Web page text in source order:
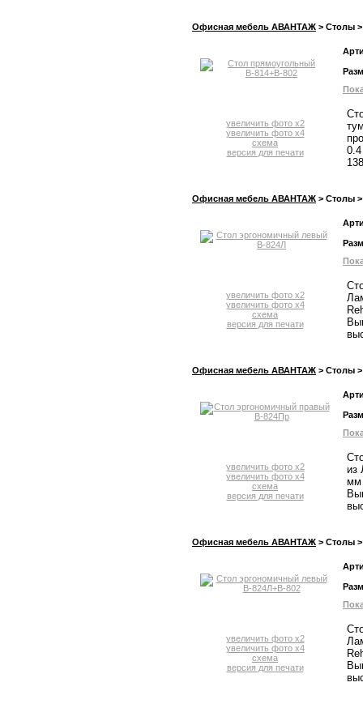
Офисная мебель АВАНТАЖ > Столы
увеличить фото x2
увеличить фото x4
схема
версия для печати
Офисная мебель АВАНТАЖ > Столы
увеличить фото x2
увеличить фото x4
схема
версия для печати
Офисная мебель АВАНТАЖ > Столы
увеличить фото x2
увеличить фото x4
схема
версия для печати
из
мм
Офисная мебель АВАНТАЖ > Столы
увеличить фото x2
увеличить фото x4
схема
версия для печати